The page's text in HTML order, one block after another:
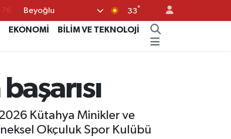
Beyoğlu 33°
EKONOMİ
BİLİM VE TEKNOLOJİ
Kütahya Minikler ve
Okçuluk Spor Kulübü